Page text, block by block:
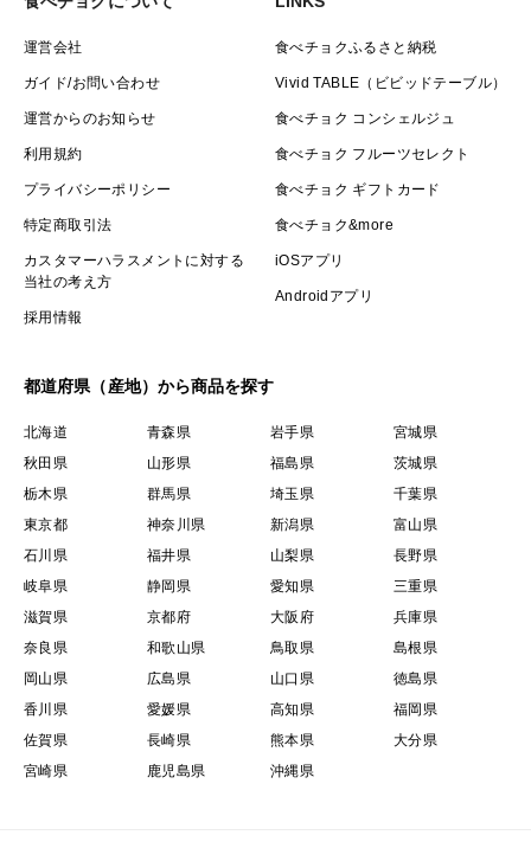
運営会社
ガイド/お問い合わせ
運営からのお知らせ
利用規約
プライバシーポリシー
特定商取引法
カスタマーハラスメントに対する
当社の考え方
採用情報
食べチョクふるさと納税
Vivid TABLE（ビビッドテーブル）
食べチョク コンシェルジュ
食べチョク フルーツセレクト
食べチョク ギフトカード
食べチョク&more
iOSアプリ
Androidアプリ
都道府県（産地）から商品を探す
北海道 青森県 岩手県
宮城県
秋田県
山形県 福島県
茨城県
栃木県
群馬県 埼玉県
千葉県
東京都
神奈川県 新潟県
富山県
石川県
福井県 山梨県
長野県
岐阜県
静岡県 愛知県
三重県
滋賀県
京都府 大阪府
兵庫県
奈良県
和歌山県 鳥取県
島根県
岡山県
広島県 山口県
徳島県
香川県
愛媛県 高知県
福岡県
佐賀県
長崎県 熊本県
大分県
宮崎県
鹿児島県 沖縄県